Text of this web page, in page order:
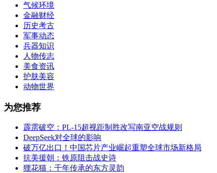
气候环境
金融财经
历史考古
军事动态
兵器知识
人物传志
美食资讯
护肤美容
动物世界
为您推荐
霹雳破空：PL-15超视距制胜改写南亚空战规则
DeepSeek对全球的影响
破万亿出口！中国芯片产业崛起重塑全球市场新格局
抗美援朝：铁原阻击战史诗
狸花猫：千年传承的东方灵韵